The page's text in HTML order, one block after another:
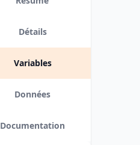
Détails
Variables
Données
Documentation